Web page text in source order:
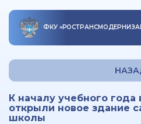
ФКУ «
К началу учебного года
открыли новое здание
школы